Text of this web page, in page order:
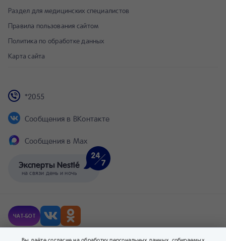
Раздел для медицинских специалистов
Правила пользования сайтом
Политика по обработке данных
Карта сайта
Эксперты Nestlé
на связи день и ночь
*2055
Сообщения в ВКонтакте
Сообщения в Max
ЧАТ-БОТ
© Компания Nestlé, 2026 г. Все права защищены.